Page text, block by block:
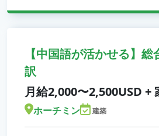
【中国語が活かせる】
訳
月給2,000〜2,500USD +
ホーチミン 建築